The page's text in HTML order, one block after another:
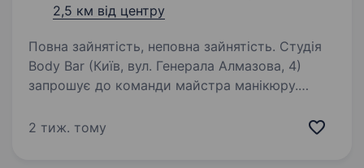
2,5 км від центру
Повна зайнятість, неповна зайнятість. Студія
Body Bar (Київ, вул. Генерала Алмазова, 4)
запрошує до команди майстра манікюру.
лампі з AI, потужні витяжки, сухожар та якісні
2 тиж. тому